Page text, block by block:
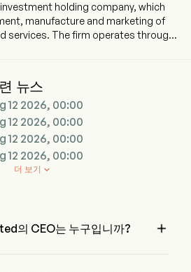
holding company, which
manufacture and marketing of
services. The firm operates through
segment primarily engages in
intelligence (AI)-optimized
those incorporating
The Solutions & Services
provides operation and maintenance
solution services. The firm conducts
and overseas markets.
뉴스
12 2026, 00:00
12 2026, 00:00
12 2026, 00:00
12 2026, 00:00

더 보기
의 CEO는 누구입니까? 